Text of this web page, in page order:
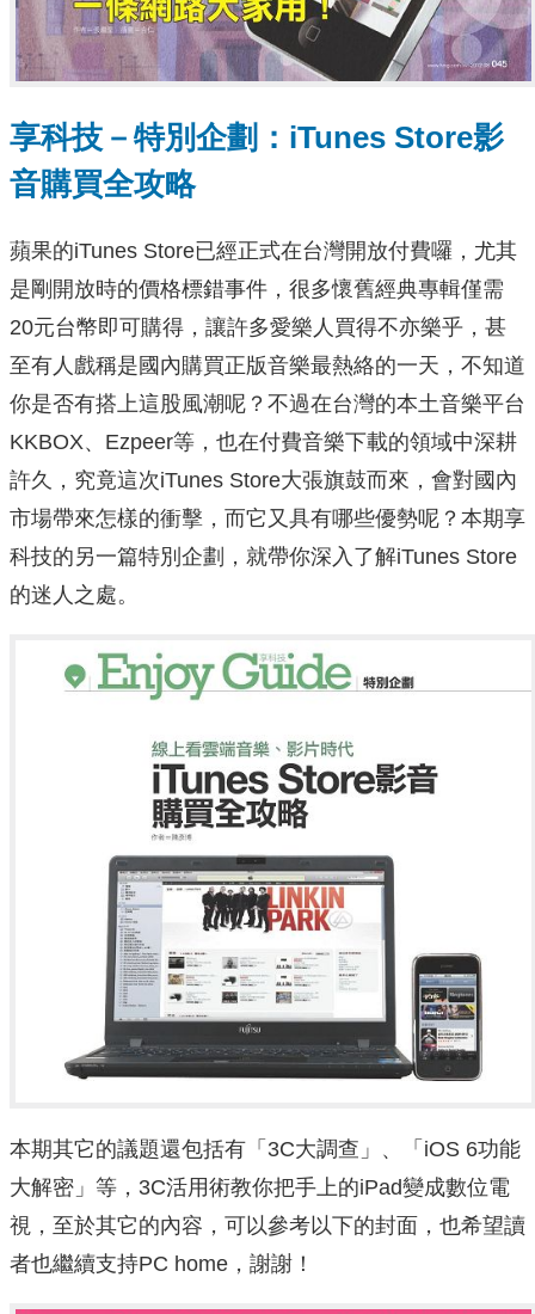
享科技－特別企劃：iTunes Store影
音購買全攻略
蘋果的iTunes Store已經正式在台灣開放付費囉，尤其
是剛開放時的價格標錯事件，很多懷舊經典專輯僅需
20元台幣即可購得，讓許多愛樂人買得不亦樂乎，甚
至有人戲稱是國內購買正版音樂最熱絡的一天，不知道
你是否有搭上這股風潮呢？不過在台灣的本土音樂平台
KKBOX、Ezpeer等，也在付費音樂下載的領域中深耕
許久，究竟這次iTunes Store大張旗鼓而來，會對國內
市場帶來怎樣的衝擊，而它又具有哪些優勢呢？本期享
科技的另一篇特別企劃，就帶你深入了解iTunes Store
的迷人之處。
本期其它的議題還包括有「3C大調查」、「iOS 6功能
大解密」等，3C活用術教你把手上的iPad變成數位電
視，至於其它的內容，可以參考以下的封面，也希望讀
者也繼續支持PC home，謝謝！